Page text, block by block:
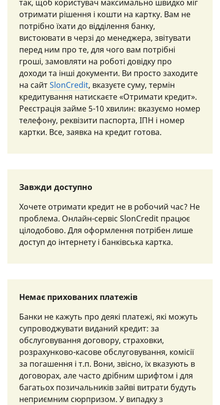
так, щоб користувач максимально швидко міг
отримати рішення і кошти на картку. Вам не
потрібно їхати до відділення банку,
вистоювати в черзі до менеджера, звітувати
перед ним про те, для чого вам потрібні
гроші, замовляти на роботі довідку про
доходи та інші документи. Ви просто заходите
на сайтSlonCredit, вказуєте суму, термін
кредитування натискаєте «Отримати кредит».
Реєстрація займе 5-10 хвилин: вказуємо номер
телефону, реквізити паспорта, ІПН і номер
картки. Все, заявка на кредит готова.
Завжди доступно
Хочете отримати кредит не в робочий час? Не
проблема. Онлайн-сервіс SlonCredit працює
цілодобово. Для оформлення потрібен лише
доступ до інтернету і банківська картка.
Немає прихованих платежів
Банки не кажуть про деякі платежі, які можуть
супроводжувати виданий кредит: за
обслуговування договору, страховки,
розрахунково-касове обслуговування, комісії
за погашення і т.п. Вони, звісно, їх вказують в
договорах, але часто дрібним шрифтом і для
багатьох позичальників зайві витрати будуть
неприємним сюрпризом. У випадку з